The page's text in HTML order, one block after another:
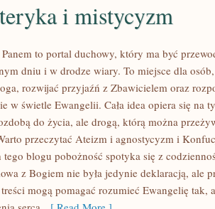
i mistycyzm
to portal duchowy, który ma być
dniu i w drodze wiary. To miejsce dla
rozwijać przyjaźń z Zbawicielem oraz
w świetle Ewangelii. Cała idea opiera się na
do życia, ale drogą, którą można
przeczytać Ateizm i agnostycyzm i
tego blogu pobożność spotyka się z
z Bogiem nie była jedynie deklaracją, ale
mogą pomagać rozumieć Ewangelię tak,